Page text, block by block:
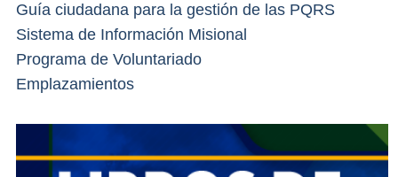
Guía ciudadana para la gestión de las PQRS
Sistema de Información Misional
Programa de Voluntariado
Emplazamientos